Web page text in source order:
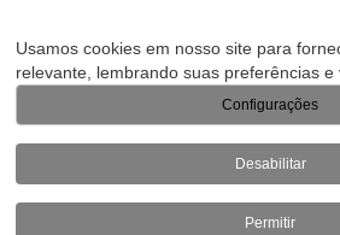
Usamos cookies em nosso site para
relevante, lembrando suas preferências e
Configurações
Desabilitar
Permitir